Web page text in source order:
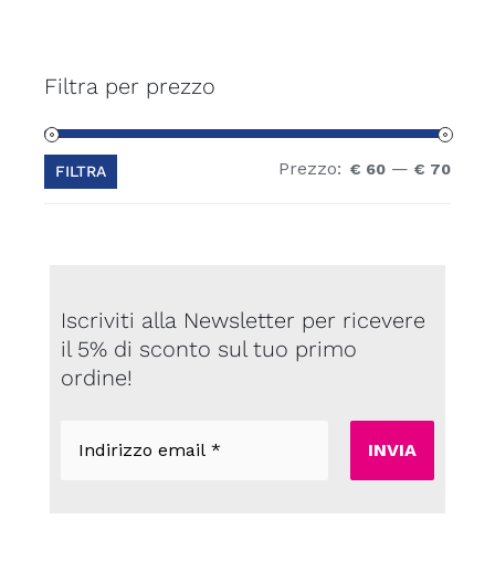
Filtra per prezzo
FILTRA Prezzo: € 60 — € 70
Iscriviti alla Newsletter per ricevere
il 5% di sconto sul tuo primo
ordine!
email